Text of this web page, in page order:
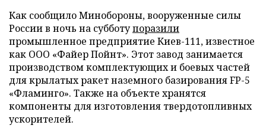
Как сообщило Минобороны, вооруженные силы
России в ночь на субботупоразили
промышленное предприятие Киев-111, известное
как ООО «Файер Пойнт». Этот завод занимается
производством комплектующих и боевых частей
для крылатых ракет наземного базирования FP-5
«Фламинго». Также на объекте хранятся
компоненты для изготовления твердотопливных
ускорителей.